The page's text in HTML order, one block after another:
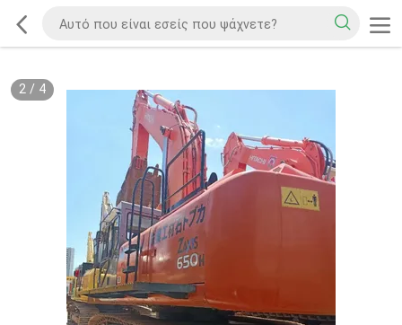
2/ 4